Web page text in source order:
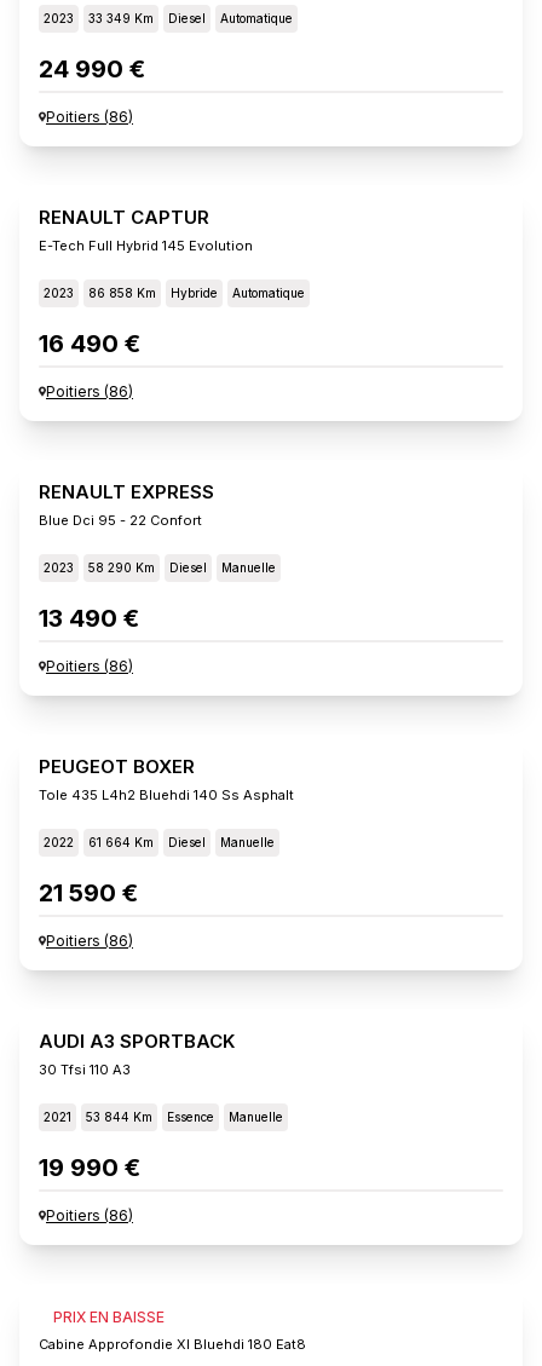
2023 33 349 Km Diesel Automatique
24 990 €
Poitiers (86)
RENAULT CAPTUR
E-Tech Full Hybrid 145 Evolution
2023 86 858 Km Hybride Automatique
16 490 €
Poitiers (86)
RENAULT EXPRESS
Blue Dci 95 - 22 Confort
2023 58 290 Km Diesel Manuelle
13 490 €
Poitiers (86)
PEUGEOT BOXER
Tole 435 L4h2 Bluehdi 140 Ss Asphalt
2022 61 664 Km Diesel Manuelle
21 590 €
Poitiers (86)
AUDI A3 SPORTBACK
30 Tfsi 110 A3
2021 53 844 Km Essence Manuelle
19 990 €
Poitiers (86)
PRIX EN BAISSE
FIAT SCUDO
Cabine Approfondie Xl Bluehdi 180 Eat8